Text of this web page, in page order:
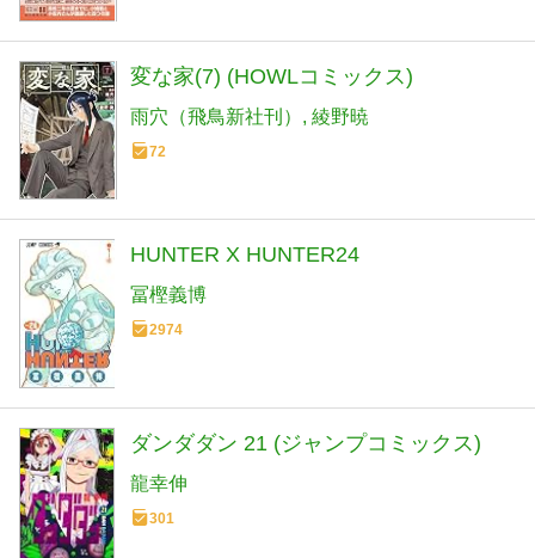
変な家(7) (HOWLコミックス)
雨穴（飛鳥新社刊） 綾野暁
72
HUNTER X HUNTER24
冨樫義博
2974
ダンダダン 21 (ジャンプコミックス)
龍幸伸
301